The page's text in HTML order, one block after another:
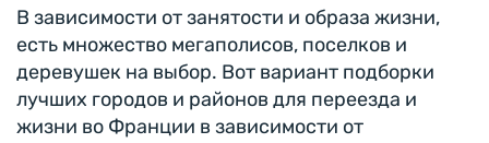
В зависимости от занятости и образа жизни,
есть множество мегаполисов, поселков и
деревушек на выбор. Вот вариант подборки
лучших городов и районов для переезда и
жизни во Франции в зависимости от